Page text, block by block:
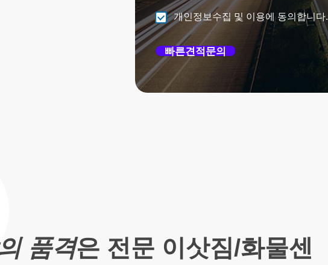
개인정보수집 및 이용에 동의합니다.
빠른견적문의
품격은 전문 이삿짐/화물센